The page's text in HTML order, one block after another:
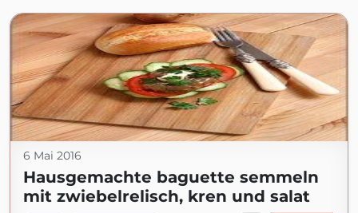
6 Mai 2016
Hausgemachte baguette semmeln
mit zwiebelrelisch, kren und salat